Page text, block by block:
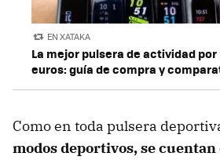
EN XATAKA
La mejor pulsera de actividad por
euros: guía de compra y
Como en toda pulsera
modos deportivos, se cuentan